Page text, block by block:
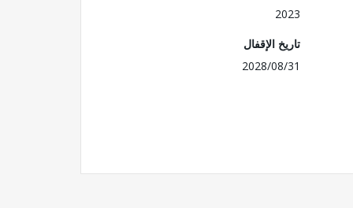
2023
تاريخ الإقفال
2028/08/31